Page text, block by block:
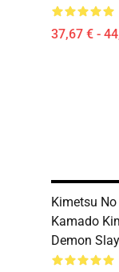
37,67 € -
Kimetsu
Kamado
Demon